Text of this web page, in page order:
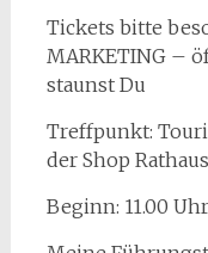
Tickets bitte
MARKETING –
staunst Du
Treffpunkt:
der Shop
Beginn: 11.00 Uhr